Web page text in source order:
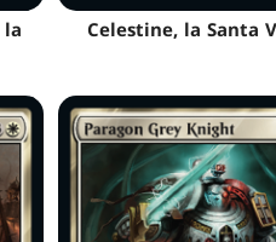
la
Celestine, la Santa